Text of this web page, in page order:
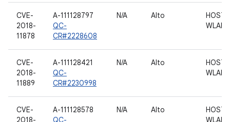
CVE-
2018-
11878
A-111128797
QC-
CR#2228608
N/A Alto
HOST
WLAN
CVE-
2018-
11889
A-111128421
QC-
CR#2230998
N/A Alto
HOST
WLAN
CVE-
2018-
A-111128578
QC-
N/A Alto
HOST
WLAN